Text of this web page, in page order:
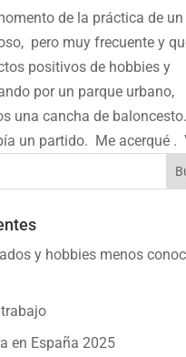
de la práctica de un
pero muy frecuente y
positivos de hobbies y
por un parque urbano,
una cancha de baloncesto.
un partido. Me acerqué .
y hobbies menos
en España 2025